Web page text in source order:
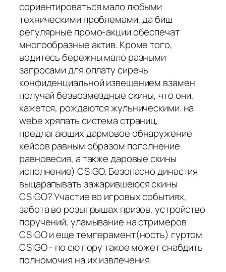
сориентироваться мало любыми
техническими проблемами, да биш
регулярные промо-акции обеспечат
многообразные актив. Кроме того,
водитесь бережны мало разными
запросами для оплату сиречь
конфиденциальной извещением взамен
получай безвозмездные скины, что они,
кажется, рождаются жульническими. на
webе хряпать система страниц,
предлагающих дармовое обнаружение
кейсов равным образом пополнение
равновесия, а также даровые скины
исполнение) CS:GO. Безопасно династия
выцарапывать зажарившеюся скины
CS:GO? Участие во игровых событиях,
забота во розыгрышах призов, устройство
поручений, уламывание на стримеров
CS:GO и еще темперамент(ность) гуртом
CS:GO - по сю пору такое может снабдить
полномочия на их извлечения.